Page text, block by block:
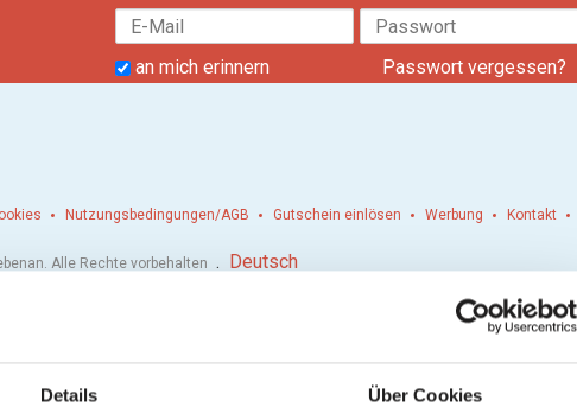
Details Über Cookies
an mich erinnern Passwort vergessen?
Nutzungsbedingungen/AGB Gutschein einlösen Werbung Kontakt
Alle Rechte vorbehalten . Deutsch